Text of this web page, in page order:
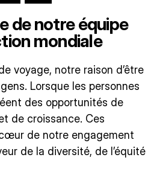
de notre équipe
mondiale
voyage, notre raison d’être
Lorsque les personnes
des opportunités de
de croissance. Ces
de notre engagement
de la diversité, de l’équité